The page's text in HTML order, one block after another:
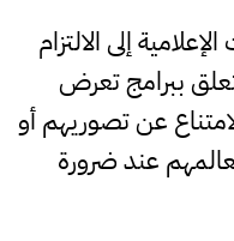
إلى الالتزام
ببرامج تعرض
عن تصوريهم أو
عند ضرورة